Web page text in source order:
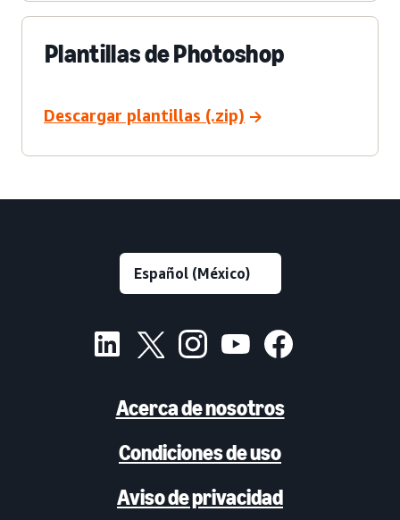
Plantillas de Photoshop
Descargar plantillas (.zip)
Acerca de nosotros
Condiciones de uso
Aviso de privacidad